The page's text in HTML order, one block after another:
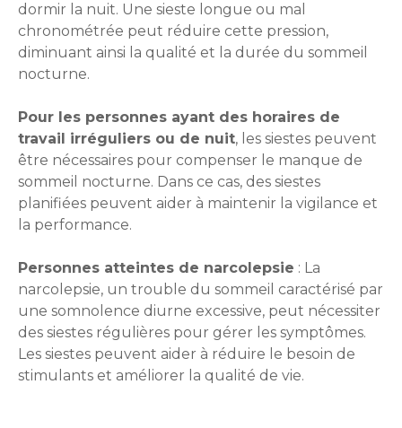
dormir la nuit. Une sieste longue ou mal
chronométrée peut réduire cette pression,
diminuant ainsi la qualité et la durée du sommeil
nocturne.
Pour les personnes ayant des horaires de
travail irréguliers ou de nuit, les siestes peuvent
être nécessaires pour compenser le manque de
sommeil nocturne. Dans ce cas, des siestes
planifiées peuvent aider à maintenir la vigilance et
la performance.
Personnes atteintes de narcolepsie : La
narcolepsie, un trouble du sommeil caractérisé par
une somnolence diurne excessive, peut nécessiter
des siestes régulières pour gérer les symptômes.
Les siestes peuvent aider à réduire le besoin de
stimulants et améliorer la qualité de vie.